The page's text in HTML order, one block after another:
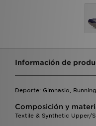
Información de
Deporte: Gimnasio, Running
Composición y
Textile & Synthetic Upper/